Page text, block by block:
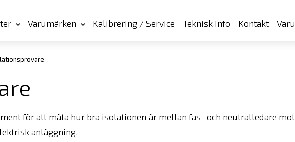
Varumärken Kalibrering / Service Teknisk Info Kontakt
för att mäta hur bra isolationen är mellan fas- och neutralledare
anläggning.